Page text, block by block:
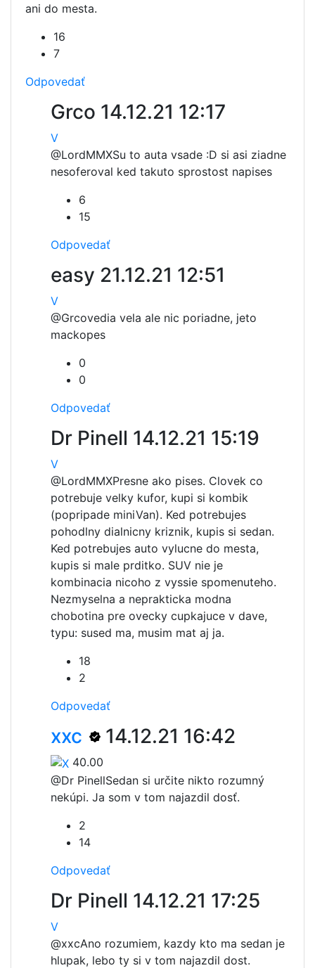
ani do mesta.
16
7
Odpovedať
Grco 14.12.21 12:17
V
@LordMMXSu to auta vsade :D si asi ziadne
nesoferoval ked takuto sprostost napises
6
15
Odpovedať
easy 21.12.21 12:51
V
@Grcovedia vela ale nic poriadne, jeto
mackopes
0
0
Odpovedať
Dr Pinell 14.12.21 15:19
V
@LordMMXPresne ako pises. Clovek co
potrebuje velky kufor, kupi si kombik
(popripade miniVan). Ked potrebujes
pohodlny dialnicny kriznik, kupis si sedan.
Ked potrebujes auto vylucne do mesta,
kupis si male prditko. SUV nie je
kombinacia nicoho z vyssie spomenuteho.
Nezmyselna a neprakticka modna
chobotina pre ovecky cupkajuce v dave,
typu: sused ma, musim mat aj ja.
18
2
Odpovedať
xxc 14.12.21 16:42
40.00
@Dr PinellSedan si určite nikto rozumný
nekúpi. Ja som v tom najazdil dosť.
2
14
Odpovedať
Dr Pinell 14.12.21 17:25
V
@xxcAno rozumiem, kazdy kto ma sedan je
hlupak, lebo ty si v tom najazdil dost.